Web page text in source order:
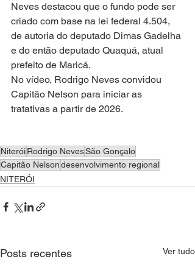
Neves destacou que o fundo pode ser
criado com base na lei federal 4.504,
de autoria do deputado Dimas Gadelha
e do então deputado Quaquá, atual
prefeito de Maricá.
No vídeo, Rodrigo Neves convidou
Capitão Nelson para iniciar as
tratativas a partir de 2026.
NiteróiRodrigo NevesSão Gonçalo
Capitão Nelsondesenvolvimento regional
NITERÓI
Posts recentes Ver tudo